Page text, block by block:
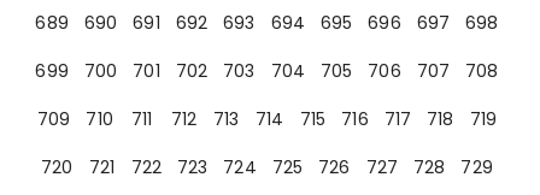
689
690 691 692 693 694 695 696 697
698
699
700 701 702 703 704 705 706 707
708
709
710 711 712 713 714 715 716 717 718
719
720
721 722 723 724 725 726 727 728
729